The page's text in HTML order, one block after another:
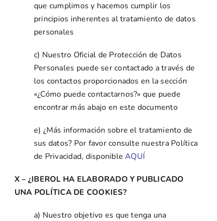
que cumplimos y hacemos cumplir los
principios inherentes al tratamiento de datos
personales
c) Nuestro Oficial de Protección de Datos
Personales puede ser contactado a través de
los contactos proporcionados en la sección
«¿Cómo puede contactarnos?» que puede
encontrar más abajo en este documento
e) ¿Más información sobre el tratamiento de
sus datos? Por favor consulte nuestra Política
de Privacidad, disponibleAQUÍ
X – ¿IBEROL HA ELABORADO Y PUBLICADO
UNA POLÍTICA DE COOKIES?
a) Nuestro objetivo es que tenga una